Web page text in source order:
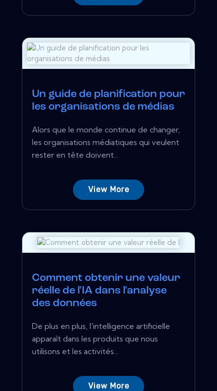
Un guide de planification pour
les organisations de médias
Alors que le monde continue de changer,
les organisations médiatiques qui veulent
rester en tête doivent...
View More
Comment obtenir une valeur
réelle de l'IA dans l'analyse
des données
De plus en plus, l'intelligence artificielle
apparaît dans les produits que nous
utilisons et les activités...
View More